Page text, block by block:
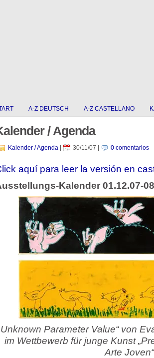
A-Z DEUTSCH A-Z CASTELLANO
/ Agenda
Kalender / Agenda| 30/11/07 0 comentarios
aquí para leer la versión en
Kalender 01.12.07-
Parameter Value“ von
im Wettbewerb für junge Kunst
Arte